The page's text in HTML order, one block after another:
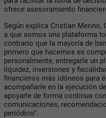
ofrece asesoramiento
Según explica Cristian Merino,
a que somos una plataforma
contrario que la mayoría de
primero que hacemos es
personalmente, entregarle un
liquidez, inversiones y
financieros más idóneos para
acompañarle en la ejecución
apoyarle de forma continua
comunicaciones,
periódico".